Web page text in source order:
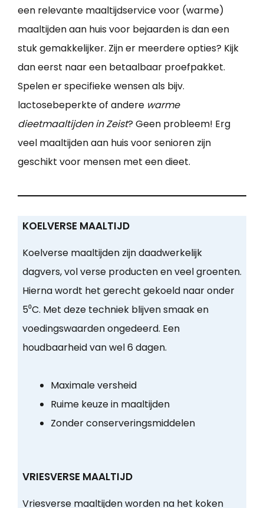
een relevante maaltijdservice voor (warme)
maaltijden aan huis voor bejaarden is dan een
stuk gemakkelijker. Zijn er meerdere opties? Kijk
dan eerst naar een betaalbaar proefpakket.
Spelen er specifieke wensen als bijv.
lactosebeperkte of andere warme
dieetmaaltijden in Zeist? Geen probleem! Erg
veel maaltijden aan huis voor senioren zijn
geschikt voor mensen met een dieet.
KOELVERSE MAALTIJD
Koelverse maaltijden zijn daadwerkelijk
dagvers, vol verse producten en veel groenten.
Hierna wordt het gerecht gekoeld naar onder
5⁰C. Met deze techniek blijven smaak en
voedingswaarden ongedeerd. Een
houdbaarheid van wel 6 dagen.
Maximale versheid
Ruime keuze in maaltijden
Zonder conserveringsmiddelen
VRIESVERSE MAALTIJD
Vriesverse maaltijden worden na het koken